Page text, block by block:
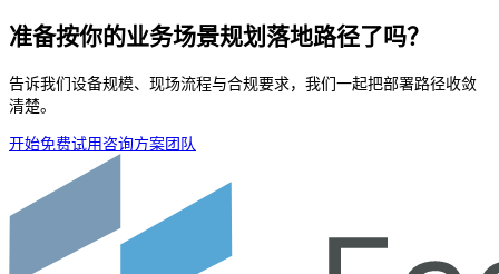
准备按你的业务场景规划落地路径了吗？
告诉我们设备规模、现场流程与合规要求，我们一起把部署路径收敛
清楚。
开始免费试用咨询方案团队